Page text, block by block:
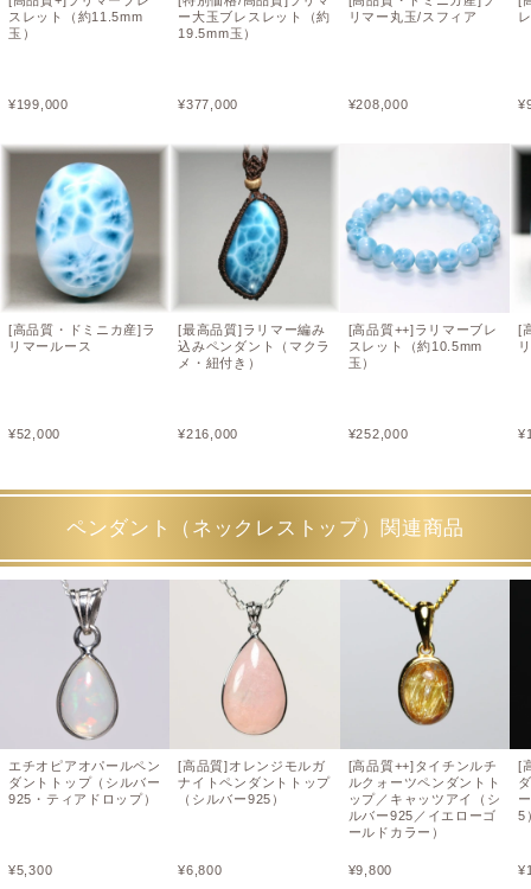
スレット（約11.5mm
玉）
¥199,000
[高品質・ドミニカ産]ラ
リマールース
¥52,000
ー大玉ブレスレット（約
19.5mm玉）
¥377,000
[最高品質]ラリマー編み
込みペンダント（マクラ
メ・紐付き）
¥216,000
リマー丸玉/スフィア
¥208,000
[高品質++]ラリマーブレ
スレット（約10.5mm
玉）
¥252,000
¥
[
¥
ペンダント（ネックレストップ）関連商品
エチオピアオパールペン
ダントトップ（シルバー
925・ティアドロップ）
¥5,300
[高品質]オレンジモルガ
ナイトペンダントトップ
（シルバー925）
¥6,800
[高品質++]タイチンルチ
ルクォーツペンダントト
ップ／キャッツアイ（シ
ルバー925／イエローゴ
ールドカラー）
¥9,800
[
5
¥